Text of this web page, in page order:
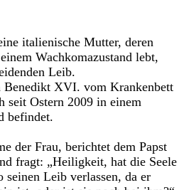
italienische Mutter, deren
Wachkomazustand lebt,
Leib.
Benedikt XVI. vom Krankenbett
seit Ostern 2009 in einem
befindet.
der Frau, berichtet dem Papst
fragt: „Heiligkeit, hat die Seele
seinen Leib verlassen, da er